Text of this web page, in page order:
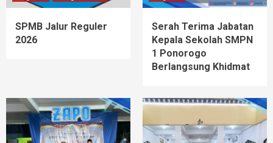
SPMB Jalur Reguler
2026
Serah Terima Jabatan
Kepala Sekolah SMPN
1 Ponorogo
Berlangsung Khidmat